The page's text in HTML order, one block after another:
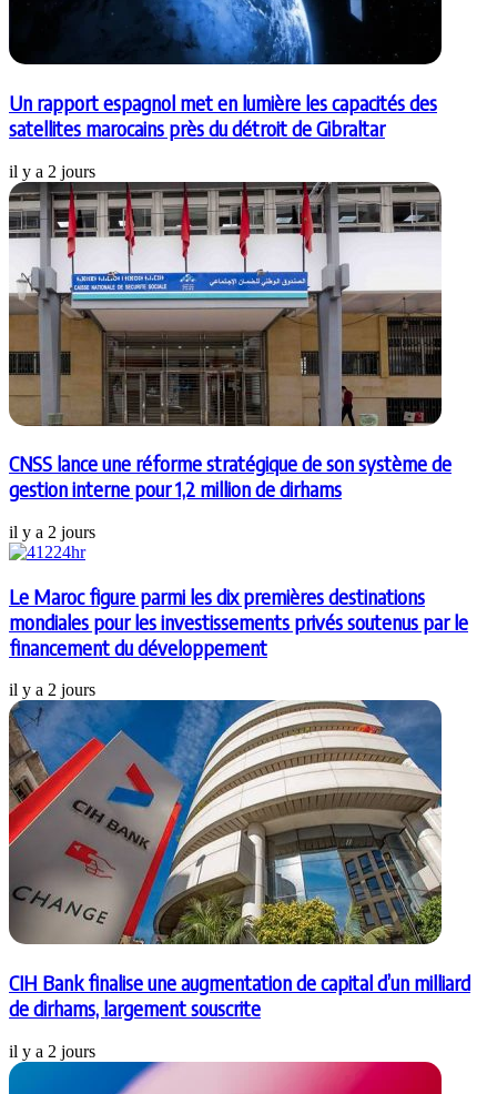
Un rapport espagnol met en lumière les capacités des
satellites marocains près du détroit de Gibraltar
il y a 2 jours
CNSS lance une réforme stratégique de son système de
gestion interne pour 1,2 million de dirhams
il y a 2 jours
Le Maroc figure parmi les dix premières destinations
mondiales pour les investissements privés soutenus par le
financement du développement
il y a 2 jours
CIH Bank finalise une augmentation de capital d’un milliard
de dirhams, largement souscrite
il y a 2 jours